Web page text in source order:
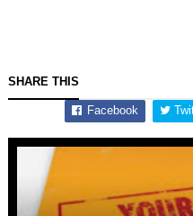
SHARE THIS
Facebook